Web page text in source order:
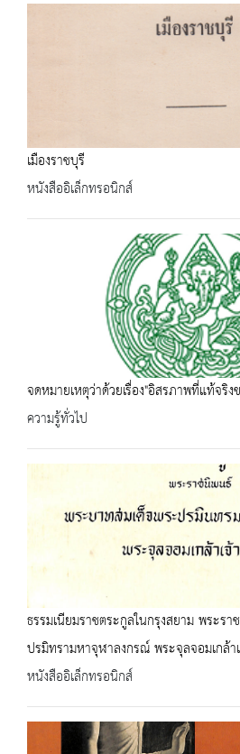
เมืองราชบุรี
หนังสืออิเล็กทรอนิกส์
จดหมายเหตุว่าด้วยเรื่อง"อิสรภาพที่แท้จริง
ความรู้ทั่วไป
ธรรมเนียมราชตระกูลในกรุงสยาม พระร
ปรมิทรามหาจุฬาลงกรณ์ พระจุลจอมเกล้า
หนังสืออิเล็กทรอนิกส์